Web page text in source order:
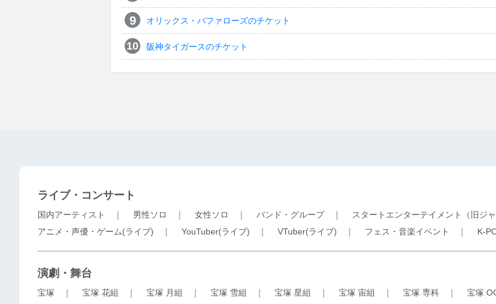
オリックス・バファローズのチケット
阪神タイガースのチケット
ライブ・コンサート
国内アーティスト ｜ 男性ソロ ｜ 女性ソロ ｜ バンド・グループ｜ スタートエンターテイメント（旧ジャ
アニメ・声優・ゲーム(ライブ) ｜ YouTuber(ライブ) ｜ VTuber(ライブ) ｜ フェス・音楽イベント ｜ K-
演劇・舞台
宝塚 ｜ 宝塚 花組 ｜ 宝塚 月組 ｜ 宝塚 雪組 ｜ 宝塚 星組 ｜ 宝塚 宙組 ｜ 宝塚 専科 ｜ 宝塚